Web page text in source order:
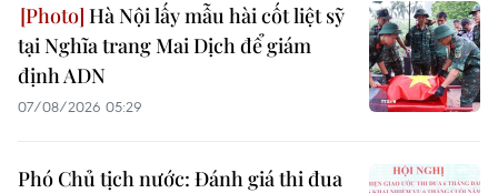
Hà Nội lấy mẫu hài cốt liệt sỹ
tại Nghĩa trang Mai Dịch để giám
định ADN
07/08/2026 05:29
Phó Chủ tịch nước: Đánh giá thi đua